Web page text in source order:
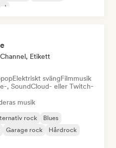
Etikett
Elektriskt svängFilmmusik
, SoundCloud- eller Twitch-
musik
rock
Blues
Garage rock
Hårdrock